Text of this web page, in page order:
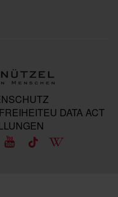
EU DATA ACT